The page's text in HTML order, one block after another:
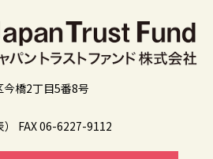
橋2丁目5番8号
FAX 06-6227-9112